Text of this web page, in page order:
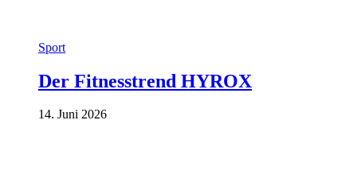
Sport
Der Fitnesstrend HYROX
14. Juni 2026